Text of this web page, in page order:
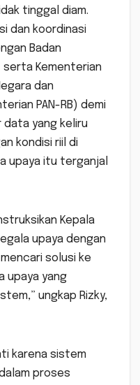
tinggal diam.
dan koordinasi
Badan
serta Kementerian
dan
PAN-RB) demi
yang keliru
kondisi riil di
upaya itu terganjal
Kepala
upaya dengan
solusi ke
upaya yang
ungkap Rizky,
karena sistem
proses